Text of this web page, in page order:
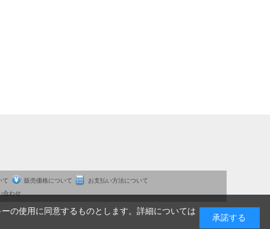
て 販売価格について
お支払い方法について
合わせ
の使用に同意するものとします。詳細については
承諾する